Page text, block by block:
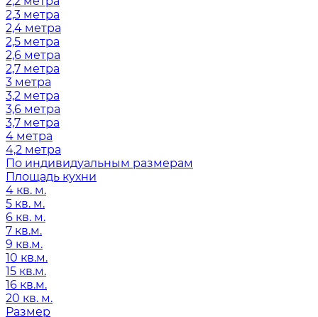
2,3 метра
2,4 метра
2,5 метра
2,6 метра
2,7 метра
3 метра
3,2 метра
3,6 метра
3,7 метра
4 метра
4,2 метра
По индивидуальным размерам
Площадь кухни
4 кв. м.
5 кв. м.
6 кв. м.
7 кв.м.
9 кв.м.
10 кв.м.
15 кв.м.
16 кв.м.
20 кв. м.
Размер